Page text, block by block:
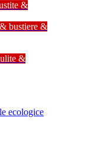
&
bustiere &
&
ecologice